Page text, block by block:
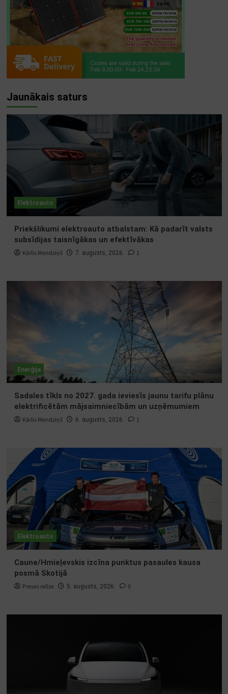
Jaunākais saturs
Elektroauto
Priekšlikumi elektroauto atbalstam: Kā padarīt valsts
subsīdijas taisnīgākas un efektīvākas
Kārlis Mendziņš 7. augusts, 2026. 1
Enerģija
Sadales tīkls no 2027. gada ieviesīs jaunu tarifu plānu
elektrificētām mājsaimniecībām un uzņēmumiem
Kārlis Mendziņš 6. augusts, 2026. 1
Elektroauto
Caune/Hmieļevskis izcīna punktus pasaules kausa
posmā Skotijā
Preses relīze 5. augusts, 2026. 0